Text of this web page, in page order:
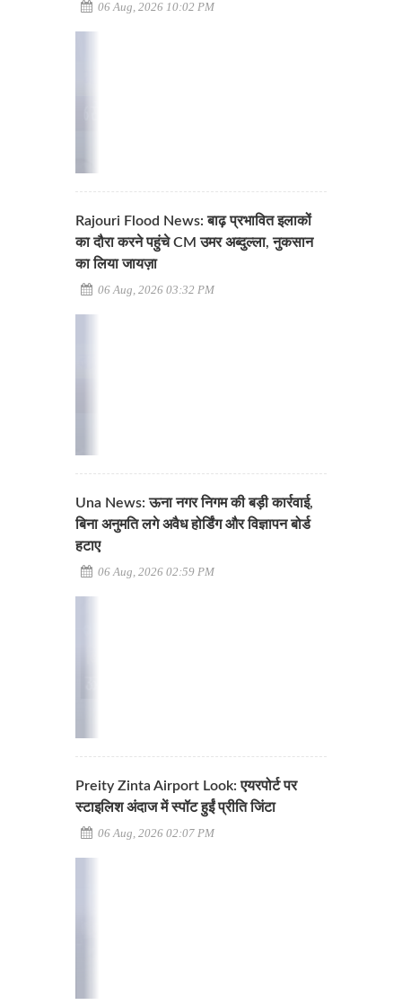
06 Aug, 2026 10:02 PM
Rajouri Flood News: बाढ़ प्रभावित इलाकों
का दौरा करने पहुंचे CM उमर अब्दुल्ला, नुकसान
का लिया जायज़ा
06 Aug, 2026 03:32 PM
Una News: ऊना नगर निगम की बड़ी कार्रवाई,
बिना अनुमति लगे अवैध होर्डिंग और विज्ञापन बोर्ड
हटाए
06 Aug, 2026 02:59 PM
Preity Zinta Airport Look: एयरपोर्ट पर
स्टाइलिश अंदाज में स्पॉट हुईं प्रीति जिंटा
06 Aug, 2026 02:07 PM